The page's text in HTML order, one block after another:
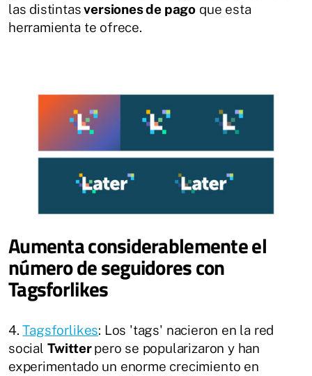
las distintasversiones de pago que esta
herramienta te ofrece.
Aumenta considerablemente el
número de seguidores con
Tagsforlikes
4.Tagsforlikes: Los 'tags' nacieron en la red
social Twitterpero se popularizaron y han
experimentado un enorme crecimiento en